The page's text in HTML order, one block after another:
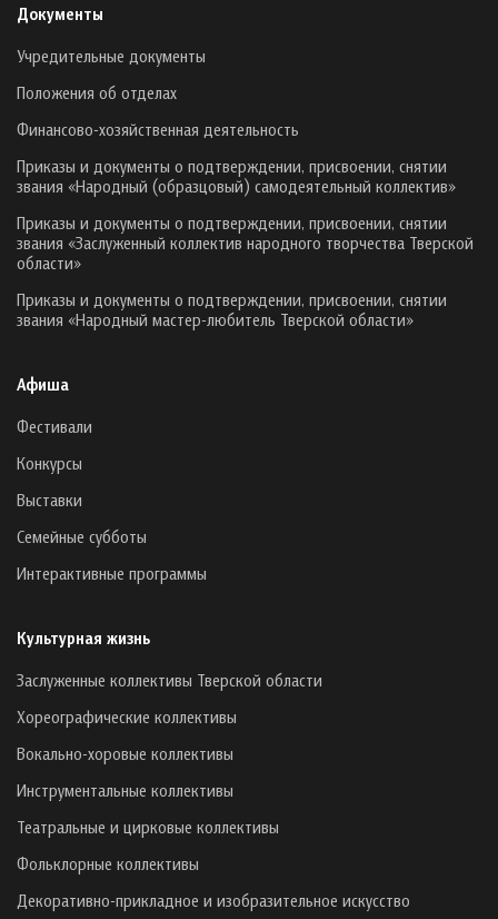
Документы
Учредительные документы
Положения об отделах
Финансово-хозяйственная деятельность
Приказы и документы о подтверждении, присвоении, снятии
звания «Народный (образцовый) самодеятельный коллектив»
Приказы и документы о подтверждении, присвоении, снятии
звания «Заслуженный коллектив народного творчества Тверской
области»
Приказы и документы о подтверждении, присвоении, снятии
звания «Народный мастер-любитель Тверской области»
Афиша
Фестивали
Конкурсы
Выставки
Семейные субботы
Интерактивные программы
Культурная жизнь
Заслуженные коллективы Тверской области
Хореографические коллективы
Вокально-хоровые коллективы
Инструментальные коллективы
Театральные и цирковые коллективы
Фольклорные коллективы
Декоративно-прикладное и изобразительное искусство